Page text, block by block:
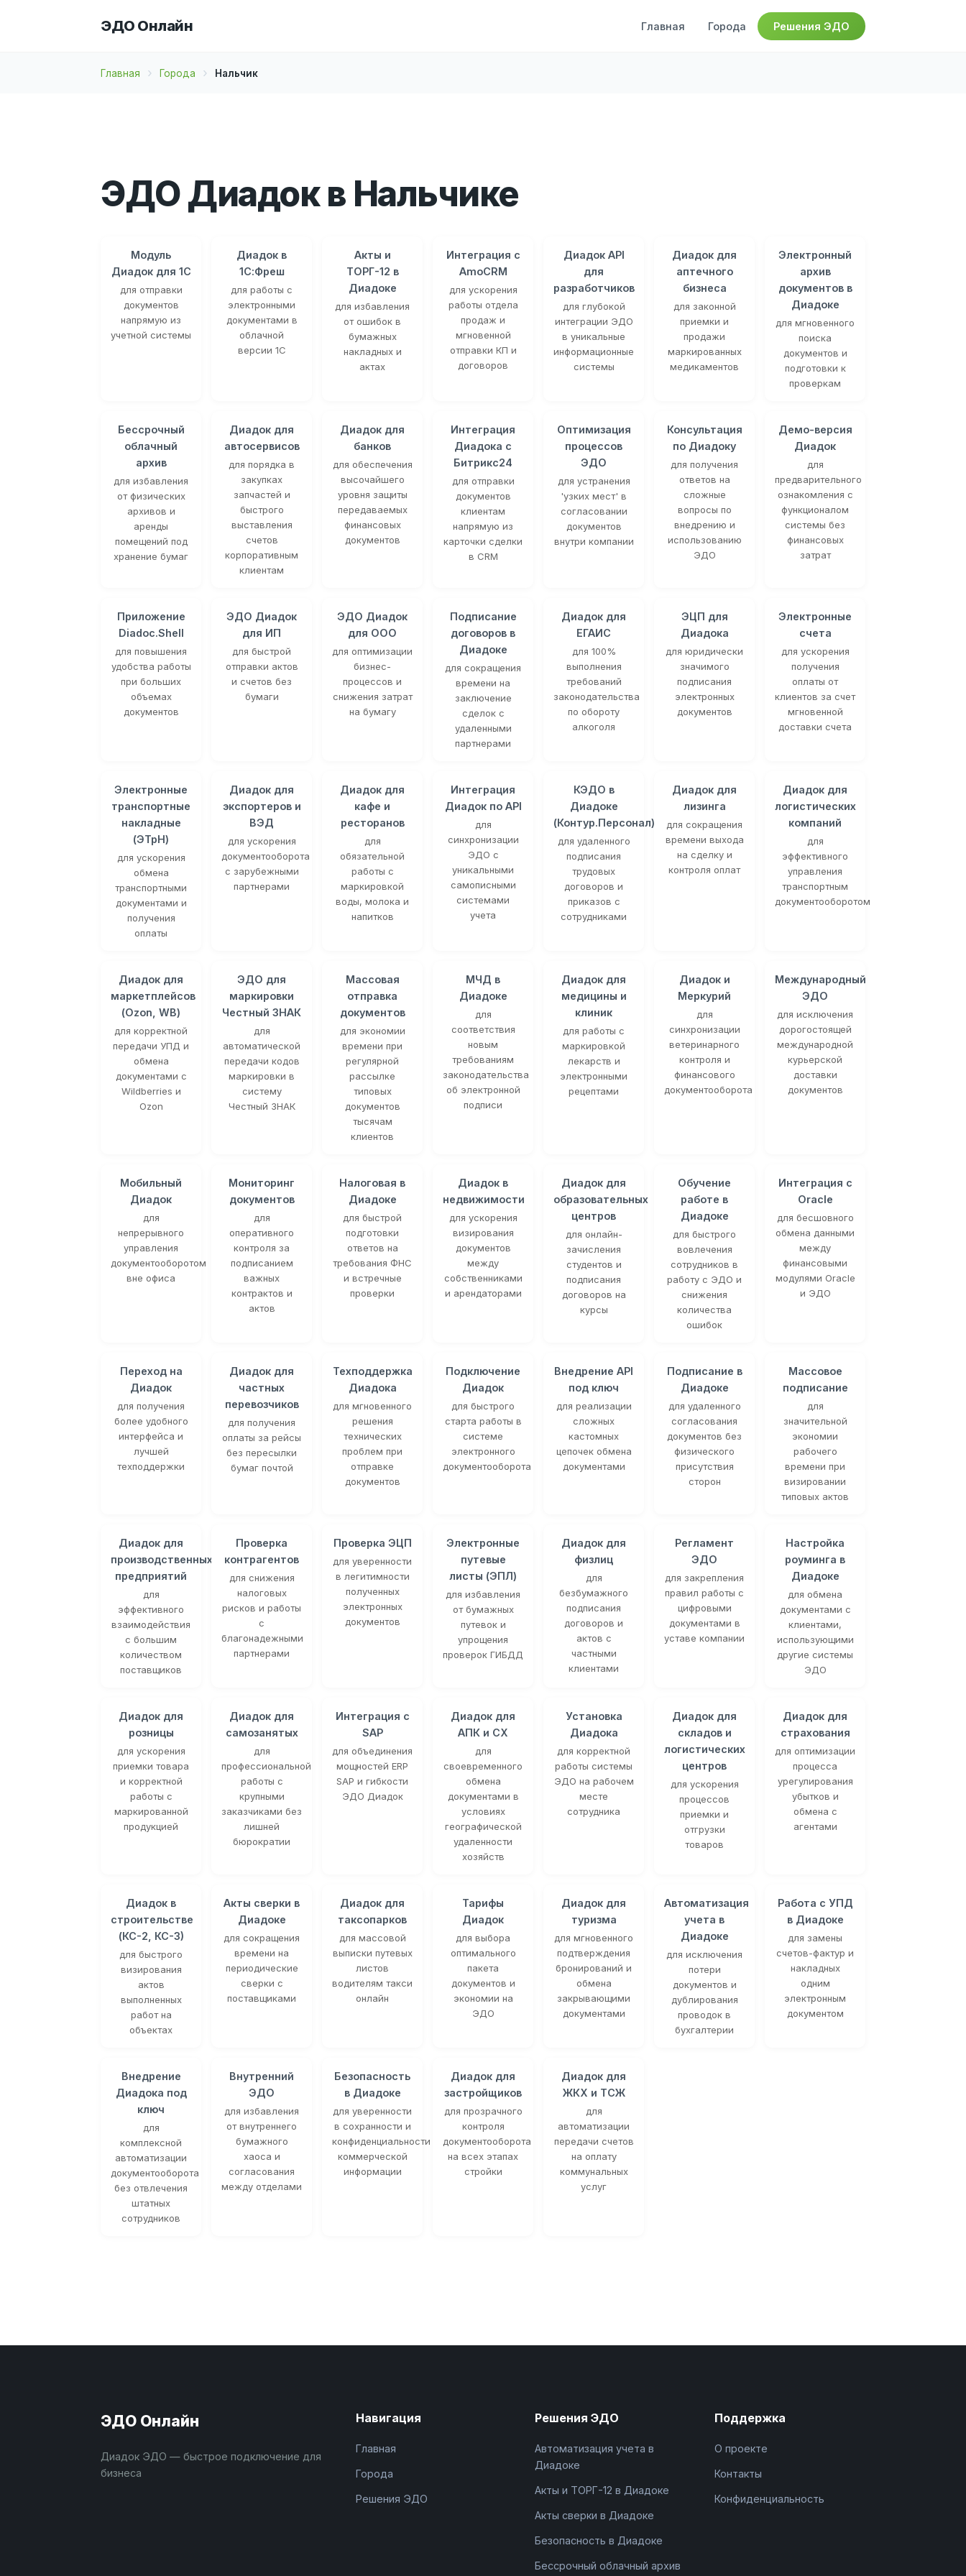
ЭДО Онлайн Главная Города Решения ЭДО
Главная Города Нальчик
ЭДО Диадок в Нальчике
Модуль
Диадок для 1С
для отправки
документов
напрямую из
учетной системы
Диадок в
1С:Фреш
для работы с
электронными
документами в
облачной
версии 1С
Акты и
ТОРГ-12 в
Диадоке
для избавления
от ошибок в
бумажных
накладных и
актах
Интеграция с
AmoCRM
для ускорения
работы отдела
продаж и
мгновенной
отправки КП и
договоров
Диадок API
для
разработчиков
для глубокой
интеграции ЭДО
в уникальные
информационные
системы
Диадок для
аптечного
бизнеса
для законной
приемки и
продажи
маркированных
медикаментов
Электронный
архив
документов в
Диадоке
для мгновенного
поиска
документов и
подготовки к
проверкам
Бессрочный
облачный
архив
для избавления
от физических
архивов и
аренды
помещений под
хранение бумаг
Диадок для
автосервисов
для порядка в
закупках
запчастей и
быстрого
выставления
счетов
корпоративным
клиентам
Диадок для
банков
для обеспечения
высочайшего
уровня защиты
передаваемых
финансовых
документов
Интеграция
Диадока с
Битрикс24
для отправки
документов
клиентам
напрямую из
карточки сделки
в CRM
Оптимизация
процессов
ЭДО
для устранения
'узких мест' в
согласовании
документов
внутри компании
Консультация
по Диадоку
для получения
ответов на
сложные
вопросы по
внедрению и
использованию
ЭДО
Демо-версия
Диадок
для
предварительного
ознакомления с
функционалом
системы без
финансовых
затрат
Приложение
Diadoc.Shell
для повышения
удобства работы
при больших
объемах
документов
ЭДО Диадок
для ИП
для быстрой
отправки актов
и счетов без
бумаги
ЭДО Диадок
для ООО
для оптимизации
бизнес-
процессов и
снижения затрат
на бумагу
Подписание
договоров в
Диадоке
для сокращения
времени на
заключение
сделок с
удаленными
партнерами
Диадок для
ЕГАИС
для 100%
выполнения
требований
законодательства
по обороту
алкоголя
ЭЦП для
Диадока
для юридически
значимого
подписания
электронных
документов
Электронные
счета
для ускорения
получения
оплаты от
клиентов за счет
мгновенной
доставки счета
Электронные
транспортные
накладные
(ЭТрН)
для ускорения
обмена
транспортными
документами и
получения
оплаты
Диадок для
экспортеров и
ВЭД
для ускорения
документооборота
с зарубежными
партнерами
Диадок для
кафе и
ресторанов
для
обязательной
работы с
маркировкой
воды, молока и
напитков
Интеграция
Диадок по API
для
синхронизации
ЭДО с
уникальными
самописными
системами
учета
КЭДО в
Диадоке
(Контур.Персонал)
для удаленного
подписания
трудовых
договоров и
приказов с
сотрудниками
Диадок для
лизинга
для сокращения
времени выхода
на сделку и
контроля оплат
Диадок для
логистических
компаний
для
эффективного
управления
транспортным
документооборотом
Диадок для
маркетплейсов
(Ozon, WB)
для корректной
передачи УПД и
обмена
документами с
Wildberries и
Ozon
ЭДО для
маркировки
Честный ЗНАК
для
автоматической
передачи кодов
маркировки в
систему
Честный ЗНАК
Массовая
отправка
документов
для экономии
времени при
регулярной
рассылке
типовых
документов
тысячам
клиентов
МЧД в
Диадоке
для
соответствия
новым
требованиям
законодательства
об электронной
подписи
Диадок для
медицины и
клиник
для работы с
маркировкой
лекарств и
электронными
рецептами
Диадок и
Меркурий
для
синхронизации
ветеринарного
контроля и
финансового
документооборота
Международный
ЭДО
для исключения
дорогостоящей
международной
курьерской
доставки
документов
Мобильный
Диадок
для
непрерывного
управления
документооборотом
вне офиса
Мониторинг
документов
для
оперативного
контроля за
подписанием
важных
контрактов и
актов
Налоговая в
Диадоке
для быстрой
подготовки
ответов на
требования ФНС
и встречные
проверки
Диадок в
недвижимости
для ускорения
визирования
документов
между
собственниками
и арендаторами
Диадок для
образовательных
центров
для онлайн-
зачисления
студентов и
подписания
договоров на
курсы
Обучение
работе в
Диадоке
для быстрого
вовлечения
сотрудников в
работу с ЭДО и
снижения
количества
ошибок
Интеграция с
Oracle
для бесшовного
обмена данными
между
финансовыми
модулями Oracle
и ЭДО
Переход на
Диадок
для получения
более удобного
интерфейса и
лучшей
техподдержки
Диадок для
частных
перевозчиков
для получения
оплаты за рейсы
без пересылки
бумаг почтой
Техподдержка
Диадока
для мгновенного
решения
технических
проблем при
отправке
документов
Подключение
Диадок
для быстрого
старта работы в
системе
электронного
документооборота
Внедрение API
под ключ
для реализации
сложных
кастомных
цепочек обмена
документами
Подписание в
Диадоке
для удаленного
согласования
документов без
физического
присутствия
сторон
Массовое
подписание
для
значительной
экономии
рабочего
времени при
визировании
типовых актов
Диадок для
производственных
предприятий
для
эффективного
взаимодействия
с большим
количеством
поставщиков
Проверка
контрагентов
для снижения
налоговых
рисков и работы
с
благонадежными
партнерами
Проверка ЭЦП
для уверенности
в легитимности
полученных
электронных
документов
Электронные
путевые
листы (ЭПЛ)
для избавления
от бумажных
путевок и
упрощения
проверок ГИБДД
Диадок для
физлиц
для
безбумажного
подписания
договоров и
актов с
частными
клиентами
Регламент
ЭДО
для закрепления
правил работы с
цифровыми
документами в
уставе компании
Настройка
роуминга в
Диадоке
для обмена
документами с
клиентами,
использующими
другие системы
ЭДО
Диадок для
розницы
для ускорения
приемки товара
и корректной
работы с
маркированной
продукцией
Диадок для
самозанятых
для
профессиональной
работы с
крупными
заказчиками без
лишней
бюрократии
Интеграция с
SAP
для объединения
мощностей ERP
SAP и гибкости
ЭДО Диадок
Диадок для
АПК и СХ
для
своевременного
обмена
документами в
условиях
географической
удаленности
хозяйств
Установка
Диадока
для корректной
работы системы
ЭДО на рабочем
месте
сотрудника
Диадок для
складов и
логистических
центров
для ускорения
процессов
приемки и
отгрузки
товаров
Диадок для
страхования
для оптимизации
процесса
урегулирования
убытков и
обмена с
агентами
Диадок в
строительстве
(КС-2, КС-3)
для быстрого
визирования
актов
выполненных
работ на
объектах
Акты сверки в
Диадоке
для сокращения
времени на
периодические
сверки с
поставщиками
Диадок для
таксопарков
для массовой
выписки путевых
листов
водителям такси
онлайн
Тарифы
Диадок
для выбора
оптимального
пакета
документов и
экономии на
ЭДО
Диадок для
туризма
для мгновенного
подтверждения
бронирований и
обмена
закрывающими
документами
Автоматизация
учета в
Диадоке
для исключения
потери
документов и
дублирования
проводок в
бухгалтерии
Работа с УПД
в Диадоке
для замены
счетов-фактур и
накладных
одним
электронным
документом
Внедрение
Диадока под
ключ
для
комплексной
автоматизации
документооборота
без отвлечения
штатных
сотрудников
Внутренний
ЭДО
для избавления
от внутреннего
бумажного
хаоса и
согласования
между отделами
Безопасность
в Диадоке
для уверенности
в сохранности и
конфиденциальности
коммерческой
информации
Диадок для
застройщиков
для прозрачного
контроля
документооборота
на всех этапах
стройки
Диадок для
ЖКХ и ТСЖ
для
автоматизации
передачи счетов
на оплату
коммунальных
услуг
ЭДО Онлайн
Диадок ЭДО — быстрое подключение для
бизнеса
Навигация
Главная
Города
Решения ЭДО
Решения ЭДО
Автоматизация учета в
Диадоке
Акты и ТОРГ-12 в Диадоке
Акты сверки в Диадоке
Безопасность в Диадоке
Бессрочный облачный архив
Поддержка
О проекте
Контакты
Конфиденциальность